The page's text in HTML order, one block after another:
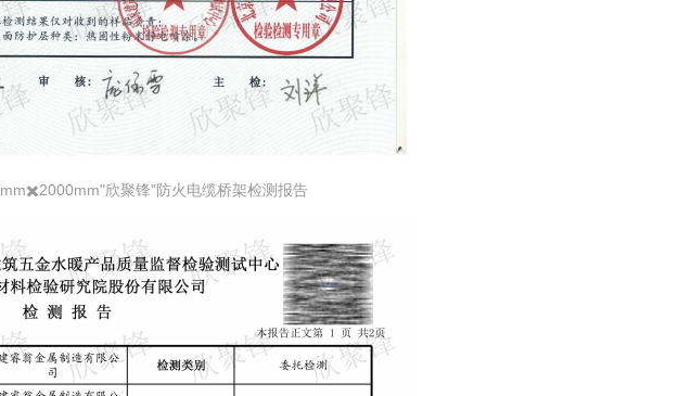
欣聚锋"防火电缆桥架检测报告